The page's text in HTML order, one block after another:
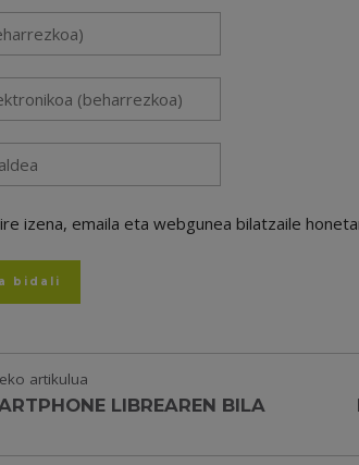
izena, emaila eta webgunea bilatzaile
artikulua
LIBREAREN BILA